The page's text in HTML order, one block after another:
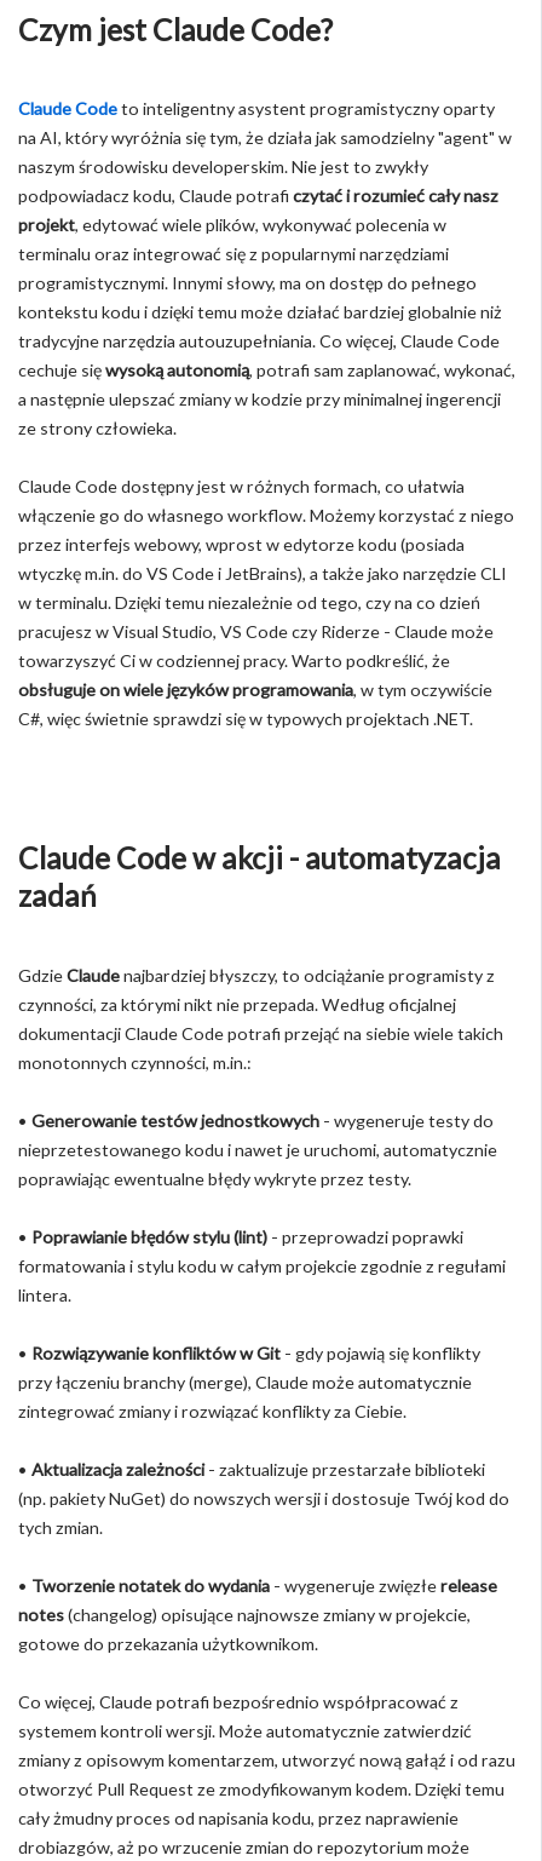
Czym jest Claude Code?
Claude Codeto inteligentny asystent programistyczny oparty
na AI, który wyróżnia się tym, że działa jak samodzielny "agent" w
naszym środowisku developerskim. Nie jest to zwykły
podpowiadacz kodu, Claude potrafi czytać i rozumieć cały nasz
projekt, edytować wiele plików, wykonywać polecenia w
terminalu oraz integrować się z popularnymi narzędziami
programistycznymi. Innymi słowy, ma on dostęp do pełnego
kontekstu kodu i dzięki temu może działać bardziej globalnie niż
tradycyjne narzędzia autouzupełniania. Co więcej, Claude Code
cechuje sięwysoką autonomią, potrafi sam zaplanować, wykonać,
a następnie ulepszać zmiany w kodzie przy minimalnej ingerencji
ze strony człowieka.
Claude Code dostępny jest w różnych formach, co ułatwia
włączenie go do własnego workflow. Możemy korzystać z niego
przez interfejs webowy, wprost w edytorze kodu (posiada
wtyczkę m.in. do VS Code i JetBrains), a także jako narzędzie CLI
w terminalu. Dzięki temu niezależnie od tego, czy na co dzień
pracujesz w Visual Studio, VS Code czy Riderze - Claude może
towarzyszyć Ci w codziennej pracy. Warto podkreślić, że
obsługuje on wiele języków programowania, w tym oczywiście
C#, więc świetnie sprawdzi się w typowych projektach .NET.
Claude Code w akcji - automatyzacja
zadań
GdzieClaudenajbardziej błyszczy, to odciążanie programisty z
czynności, za którymi nikt nie przepada. Według oficjalnej
dokumentacji Claude Code potrafi przejąć na siebie wiele takich
monotonnych czynności, m.in.:
• Generowanie testów jednostkowych - wygeneruje testy do
nieprzetestowanego kodu i nawet je uruchomi, automatycznie
poprawiając ewentualne błędy wykryte przez testy.
• Poprawianie błędów stylu (lint) - przeprowadzi poprawki
formatowania i stylu kodu w całym projekcie zgodnie z regułami
lintera.
• Rozwiązywanie konfliktów w Git - gdy pojawią się konflikty
przy łączeniu branchy (merge), Claude może automatycznie
zintegrować zmiany i rozwiązać konflikty za Ciebie.
• Aktualizacja zależności- zaktualizuje przestarzałe biblioteki
(np. pakiety NuGet) do nowszych wersji i dostosuje Twój kod do
tych zmian.
• Tworzenie notatek do wydania - wygeneruje zwięzłerelease
notes(changelog) opisujące najnowsze zmiany w projekcie,
gotowe do przekazania użytkownikom.
Co więcej, Claude potrafi bezpośrednio współpracować z
systemem kontroli wersji. Może automatycznie zatwierdzić
zmiany z opisowym komentarzem, utworzyć nową gałąź i od razu
otworzyć Pull Request ze zmodyfikowanym kodem. Dzięki temu
cały żmudny proces od napisania kodu, przez naprawienie
drobiazgów, aż po wrzucenie zmian do repozytorium może